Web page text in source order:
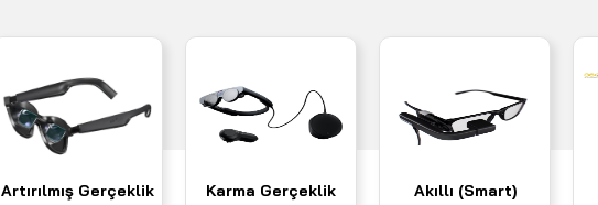
Artırılmış Gerçeklik
Karma Gerçeklik
Akıllı (Smart)